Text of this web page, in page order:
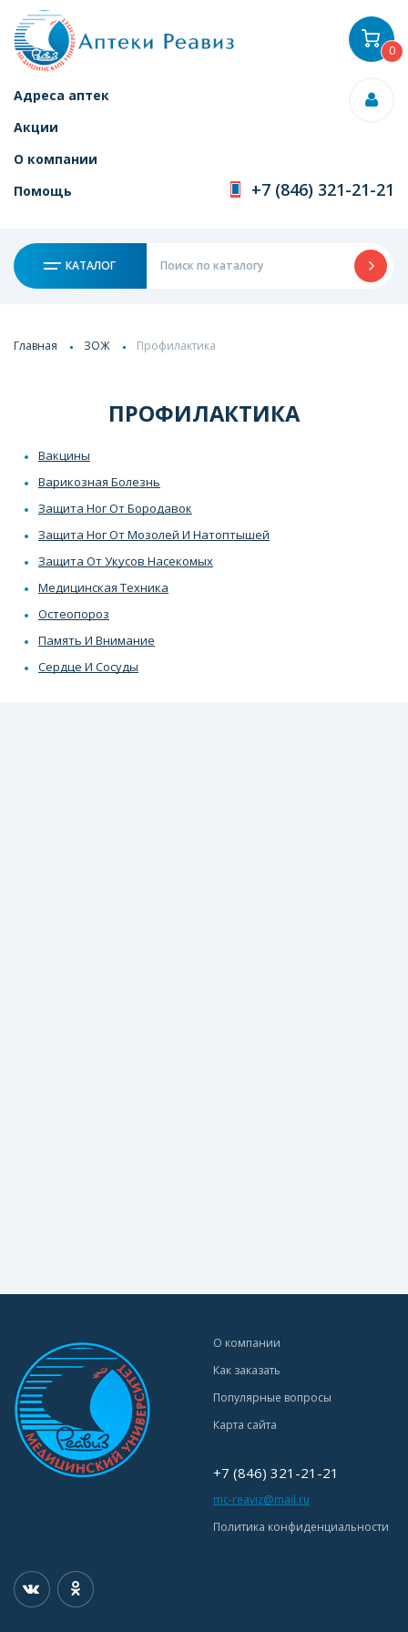
Адреса аптек
Акции
О компании
Помощь
+7 (846) 321-21-21
КАТАЛОГ
0
Главная ЗОЖ Профилактика
ПРОФИЛАКТИКА
Вакцины
Варикозная Болезнь
Защита Ног От Бородавок
Защита Ног От Мозолей И Натоптышей
Защита От Укусов Насекомых
Медицинская Техника
Остеопороз
Память И Внимание
Сердце И Сосуды
О компании
Как заказать
Популярные вопросы
Карта сайта
+7 (846) 321-21-21
mc-reaviz@mail.ru
Политика конфиденциальности